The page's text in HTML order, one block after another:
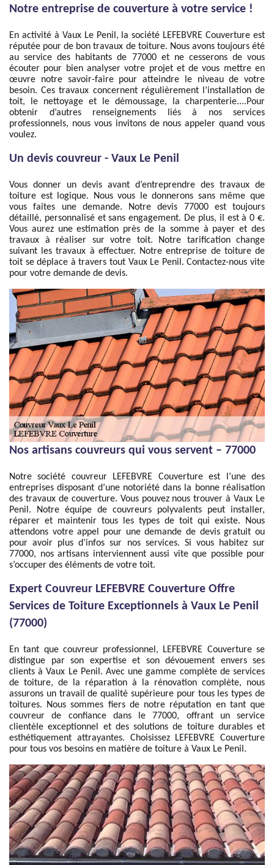
Notre entreprise de couverture à votre service !
En activité à Vaux Le Penil, la société LEFEBVRE Couverture est
réputée pour de bon travaux de toiture. Nous avons toujours été
au service des habitants de 77000 et ne cesserons de vous
écouter pour bien analyser votre projet et de vous mettre en
œuvre notre savoir-faire pour atteindre le niveau de votre
besoin. Ces travaux concernent régulièrement l’installation de
toit, le nettoyage et le démoussage, la charpenterie....Pour
obtenir d’autres renseignements liés à nos services
professionnels, nous vous invitons de nous appeler quand vous
voulez.
Un devis couvreur - Vaux Le Penil
Vous donner un devis avant d’entreprendre des travaux de
toiture est logique. Nous vous le donnerons sans même que
vous faites une demande. Notre devis 77000 est toujours
détaillé, personnalisé et sans engagement. De plus, il est à 0 €.
Vous aurez une estimation près de la somme à payer et des
travaux à réaliser sur votre toit. Notre tarification change
suivant les travaux à effectuer. Notre entreprise de toiture de
toit se déplace à travers tout Vaux Le Penil. Contactez-nous vite
pour votre demande de devis.
Nos artisans couvreurs qui vous servent – 77000
Notre société couvreur LEFEBVRE Couverture est l’une des
entreprises disposant d’une notoriété dans la bonne réalisation
des travaux de couverture. Vous pouvez nous trouver à Vaux Le
Penil. Notre équipe de couvreurs polyvalents peut installer,
réparer et maintenir tous les types de toit qui existe. Nous
attendons votre appel pour une demande de devis gratuit ou
pour avoir plus d’infos sur nos services. Si vous habitez sur
77000, nos artisans interviennent aussi vite que possible pour
s’occuper des éléments de votre toit.
Expert Couvreur LEFEBVRE Couverture Offre
Services de Toiture Exceptionnels à Vaux Le Penil
(77000)
En tant que couvreur professionnel, LEFEBVRE Couverture se
distingue par son expertise et son dévouement envers ses
clients à Vaux Le Penil. Avec une gamme complète de services
de toiture, de la réparation à la rénovation complète, nous
assurons un travail de qualité supérieure pour tous les types de
toitures. Nous sommes fiers de notre réputation en tant que
couvreur de confiance dans le 77000, offrant un service
clientèle exceptionnel et des solutions de toiture durables et
esthétiquement attrayantes. Choisissez LEFEBVRE Couverture
pour tous vos besoins en matière de toiture à Vaux Le Penil.